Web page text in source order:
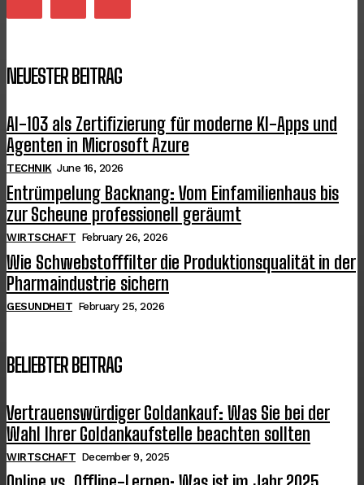
NEUESTER BEITRAG
AI-103 als Zertifizierung für moderne KI-Apps und
Agenten in Microsoft Azure
TECHNIK June 16, 2026
Entrümpelung Backnang: Vom Einfamilienhaus bis
zur Scheune professionell geräumt
WIRTSCHAFT February 26, 2026
Wie Schwebstofffilter die Produktionsqualität in der
Pharmaindustrie sichern
GESUNDHEIT February 25, 2026
BELIEBTER BEITRAG
Vertrauenswürdiger Goldankauf: Was Sie bei der
Wahl Ihrer Goldankaufstelle beachten sollten
WIRTSCHAFT December 9, 2025